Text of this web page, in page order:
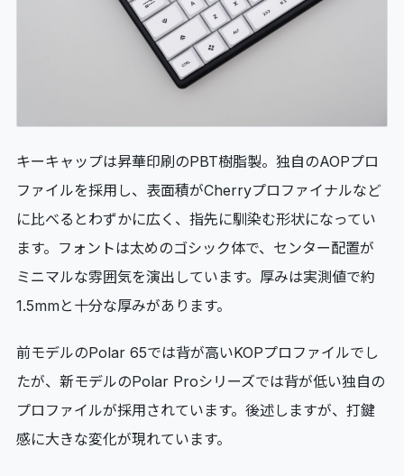
キーキャップは昇華印刷のPBT樹脂製。独自のAOPプロ
ファイルを採用し、表面積がCherryプロファイナルなど
に比べるとわずかに広く、指先に馴染む形状になってい
ます。フォントは太めのゴシック体で、センター配置が
ミニマルな雰囲気を演出しています。厚みは実測値で約
1.5mmと十分な厚みがあります。
前モデルのPolar 65では背が高いKOPプロファイルでし
たが、新モデルのPolar Proシリーズでは背が低い独自の
プロファイルが採用されています。後述しますが、打鍵
感に大きな変化が現れています。